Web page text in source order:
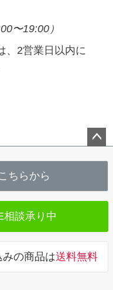
〜19:00）
、2営業日以内に
ト
プ
へ
ちらから
相談承り中
の商品は送料無料